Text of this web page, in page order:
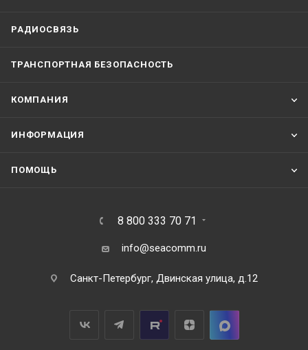
РАДИОСВЯЗЬ
ТРАНСПОРТНАЯ БЕЗОПАСНОСТЬ
КОМПАНИЯ
ИНФОРМАЦИЯ
ПОМОЩЬ
8 800 333 70 71
info@seacomm.ru
Санкт-Петербург, Двинская улица, д.12